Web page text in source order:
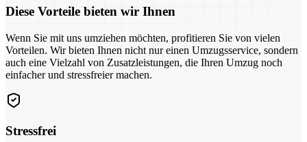
Diese Vorteile bieten wir Ihnen
Wenn Sie mit uns umziehen möchten, profitieren Sie von vielen
Vorteilen. Wir bieten Ihnen nicht nur einen Umzugsservice, sondern
auch eine Vielzahl von Zusatzleistungen, die Ihren Umzug noch
einfacher und stressfreier machen.
Stressfrei